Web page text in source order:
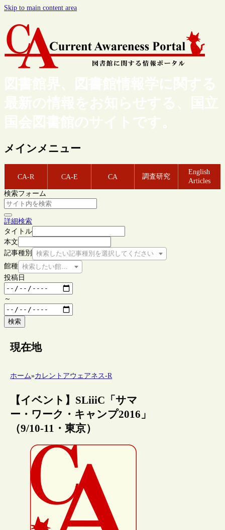
Skip to main content area
図書館界、図書館情報学に関する
最新の情報をお知らせする、国立
国会図書館のサイトです。
メインメニュー
CA-R CA-E CA 調査研究
English
Articles
検索フォーム
詳細検索
タイトル
本文
記事種別
検索したい記事種別を選択してください
館種 検索したい館種を選択してください
投稿日
～
検索
現在地
ホーム»カレントアウェアネス-R
【イベント】SLiiiC「サマ
ー・ワーク・キャンプ2016」
（9/10-11・東京）